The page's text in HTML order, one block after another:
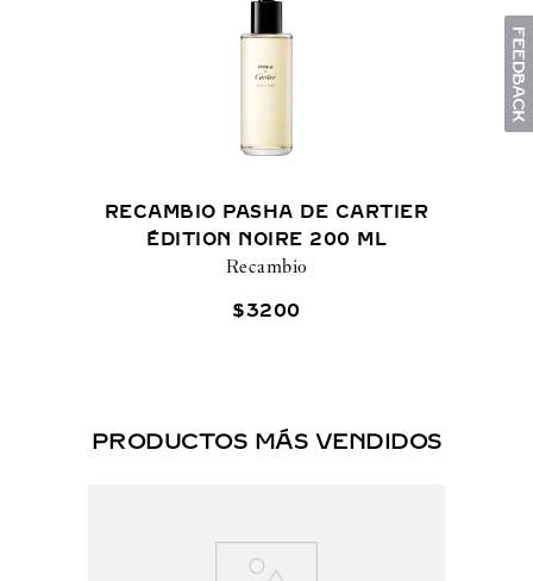
RECAMBIO PASHA DE CARTIER
ÉDITION NOIRE 200 ML
Recambio
$3200
PRODUCTOS MÁS VENDIDOS